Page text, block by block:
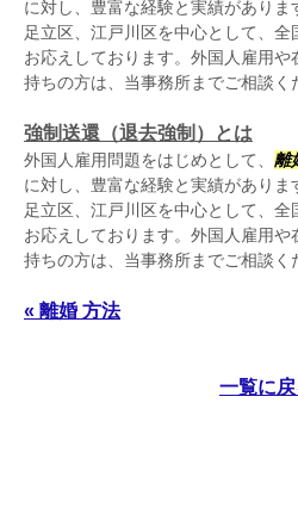
に対し、豊富な経験と実績がありま
足立区、江戸川区を中心として、
お応えしております。外国人雇用
持ちの方は、当事務所までご相談く
強制送還（退去強制）とは
外国人雇用問題をはじめとして、 離
に対し、豊富な経験と実績がありま
足立区、江戸川区を中心として、
お応えしております。外国人雇用
持ちの方は、当事務所までご相談く
« 離婚 方法
一覧に戻